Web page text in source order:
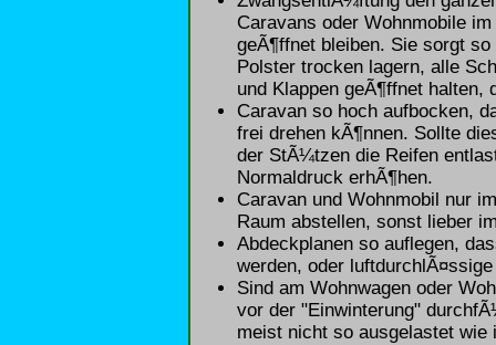
Caravans oder Wohnmobile
geÃ¶ffnet bleiben. Sie sorgt
Polster trocken lagern, alle
und Klappen geÃ¶ffnet
Caravan so hoch aufbocken,
frei drehen kÃ¶nnen. Sollte
der StÃ¼tzen die Reifen
Normaldruck erhÃ¶hen.
Caravan und Wohnmobil nur
Raum abstellen, sonst lieber
Abdeckplanen so auflegen,
werden, oder
Sind am Wohnwagen oder
vor der "Einwinterung"
meist nicht so ausgelastet wie